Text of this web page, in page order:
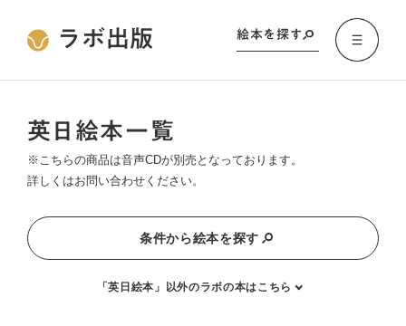
ラボ出版 絵本を探す
英日絵本一覧
※こちらの商品は音声CDが別売となっております。
詳しくはお問い合わせください。
条件から絵本を探す
「英日絵本」以外のラボの本はこちら